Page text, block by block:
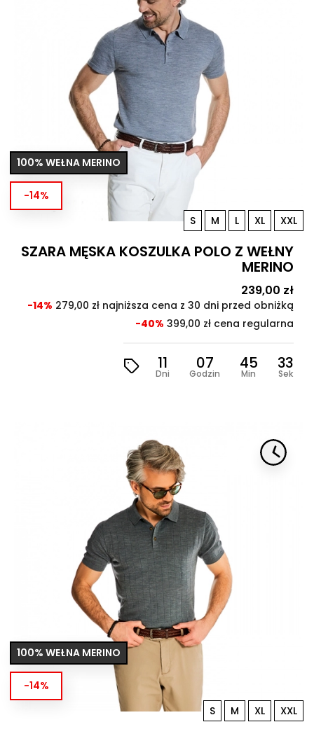
100% WEŁNA MERINO
-14%
S M L XL XXL
SZARA MĘSKA KOSZULKA POLO Z WEŁNY
MERINO
Cena
239,00 zł
-14% 279,00 zł najniższa cena z 30 dni przed obniżką
-40% 399,00 zł cena regularna
11
Dni
07
Godzin
45
Min
31
Sek
100% WEŁNA MERINO
-14%
S M XL XXL